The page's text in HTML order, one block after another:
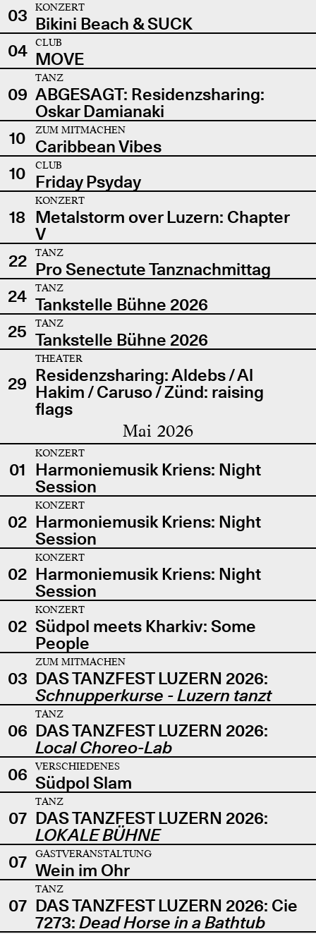
03
KONZERT
Bikini Beach & SUCK
04
CLUB
MOVE
09
TANZ
ABGESAGT: Residenzsharing:
Oskar Damianaki
10
ZUM MITMACHEN
Caribbean Vibes
10
CLUB
Friday Psyday
18
KONZERT
Metalstorm over Luzern: Chapter
V
22
TANZ
Pro Senectute Tanznachmittag
24
TANZ
Tankstelle Bühne 2026
25
TANZ
Tankstelle Bühne 2026
29
THEATER
Residenzsharing: Aldebs / Al
Hakim / Caruso / Zünd: raising
flags
Mai 2026
01
KONZERT
Harmoniemusik Kriens: Night
Session
02
KONZERT
Harmoniemusik Kriens: Night
Session
02
KONZERT
Harmoniemusik Kriens: Night
Session
02
KONZERT
Südpol meets Kharkiv: Some
People
03
ZUM MITMACHEN
DAS TANZFEST LUZERN 2026:
Schnupperkurse - Luzern tanzt
06
TANZ
DAS TANZFEST LUZERN 2026:
Local Choreo-Lab
06
VERSCHIEDENES
Südpol Slam
07
TANZ
DAS TANZFEST LUZERN 2026:
LOKALE BÜHNE
07
GASTVERANSTALTUNG
Wein im Ohr
07
TANZ
DAS TANZFEST LUZERN 2026: Cie
7273: Dead Horse in a Bathtub